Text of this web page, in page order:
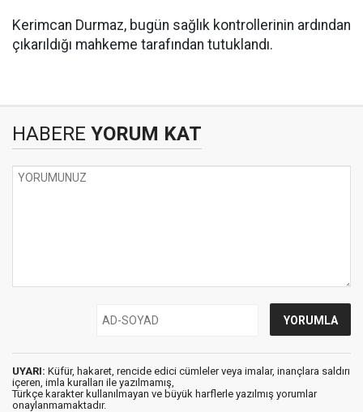
Kerimcan Durmaz, bugün sağlık kontrollerinin ardından
çıkarıldığı mahkeme tarafından tutuklandı.
HABERE YORUM KAT
UYARI: Küfür, hakaret, rencide edici cümleler veya imalar, inançlara saldırı
içeren, imla kuralları ile yazılmamış,
Türkçe karakter kullanılmayan ve büyük harflerle yazılmış yorumlar
onaylanmamaktadır.